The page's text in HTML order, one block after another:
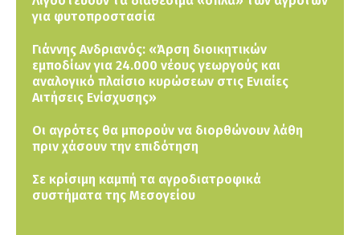
για φυτοπροστασία
Γιάννης Ανδριανός: «Άρση διοικητικών
εμποδίων για 24.000 νέους γεωργούς και
αναλογικό πλαίσιο κυρώσεων στις Ενιαίες
Αιτήσεις Ενίσχυσης»
Οι αγρότες θα μπορούν να διορθώνουν λάθη
πριν χάσουν την επιδότηση
Σε κρίσιμη καμπή τα αγροδιατροφικά
συστήματα της Μεσογείου